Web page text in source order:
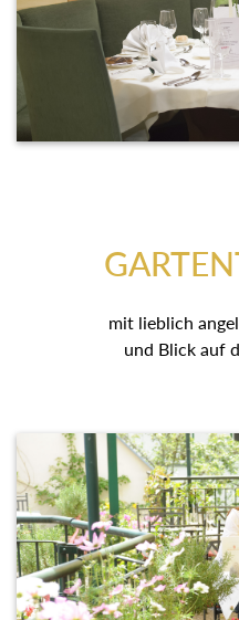
mit lieblich
und Blick auf